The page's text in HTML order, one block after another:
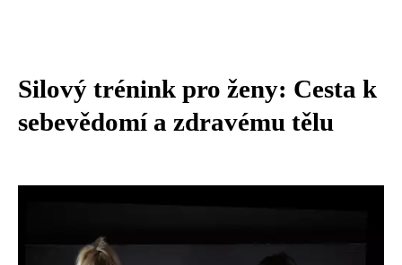
Silový trénink pro ženy: Cesta k
sebevědomí a zdravému tělu